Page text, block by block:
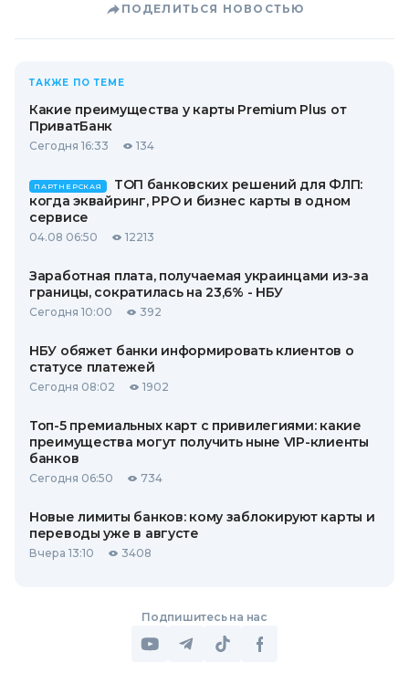
ПОДЕЛИТЬСЯ НОВОСТЬЮ
ТАКЖЕ ПО ТЕМЕ
Какие преимущества у карты Premium Plus от
ПриватБанк
Сегодня 16:33 134
ПАРТНЕРСКАЯ
ТОП банковских решений для ФЛП:
когда эквайринг, РРО и бизнес карты в одном
сервисе
04.08 06:50 12213
Заработная плата, получаемая украинцами из-за
границы, сократилась на 23,6% - НБУ
Сегодня 10:00 392
НБУ обяжет банки информировать клиентов о
статусе платежей
Сегодня 08:02 1902
Топ-5 премиальных карт с привилегиями: какие
преимущества могут получить ныне VIP-клиенты
банков
Сегодня 06:50 734
Новые лимиты банков: кому заблокируют карты и
переводы уже в августе
Вчера 13:10 3408
Подпишитесь на нас